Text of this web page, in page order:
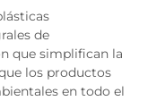
de
que simplifican la
los productos
en todo el